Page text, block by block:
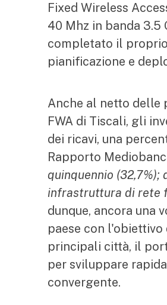
Fixed Wireless
40 Mhz in banda 3.5
completato il
pianificazione e
Anche al netto delle
FWA di Tiscali, gli
dei ricavi, una
Rapporto
quinquennio
infrastruttura di rete
dunque, ancora una
paese con
principali città, il
per sviluppare
convergente.